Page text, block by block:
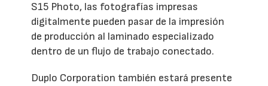
S15 Photo, las fotografías impresas
digitalmente pueden pasar de la impresión
de producción al laminado especializado
dentro de un flujo de trabajo conectado.
Duplo Corporation también estará presente